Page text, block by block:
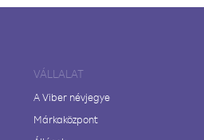
VÁLLALAT
A Viber névjegye
Márkaközpont